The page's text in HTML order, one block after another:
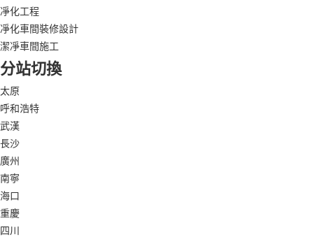
凈化工程
凈化車間裝修設計
潔凈車間施工
分站切換
太原
呼和浩特
武漢
長沙
廣州
南寧
海口
重慶
四川